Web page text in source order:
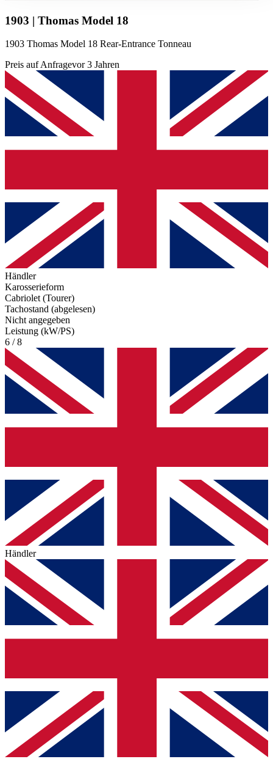
1903 | Thomas Model 18
1903 Thomas Model 18 Rear-Entrance Tonneau
Preis auf Anfragevor 3 Jahren
Händler
Karosserieform
Cabriolet (Tourer)
Tachostand (abgelesen)
Nicht angegeben
Leistung (kW/PS)
6 / 8
Händler